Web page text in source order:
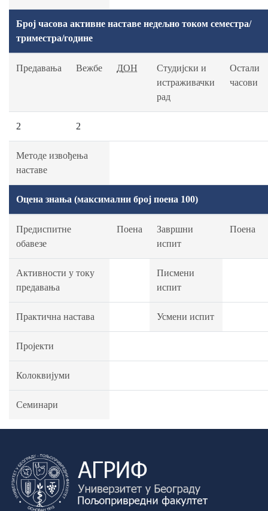
Број часова активне наставе недељно током семестра/
триместра/године
Предавања Вежбе ДОН
Студијски и
истраживачки
рад
Остали
часови
2 2
Методе извођења
наставе
Оцена знања (максимални број поена 100)
Предиспитне
обавезе
Поена
Завршни
испит
Поена
Активности у току
предавања
Писмени
испит
Практична настава Усмени испит
Пројекти
Колоквијуми
Семинари